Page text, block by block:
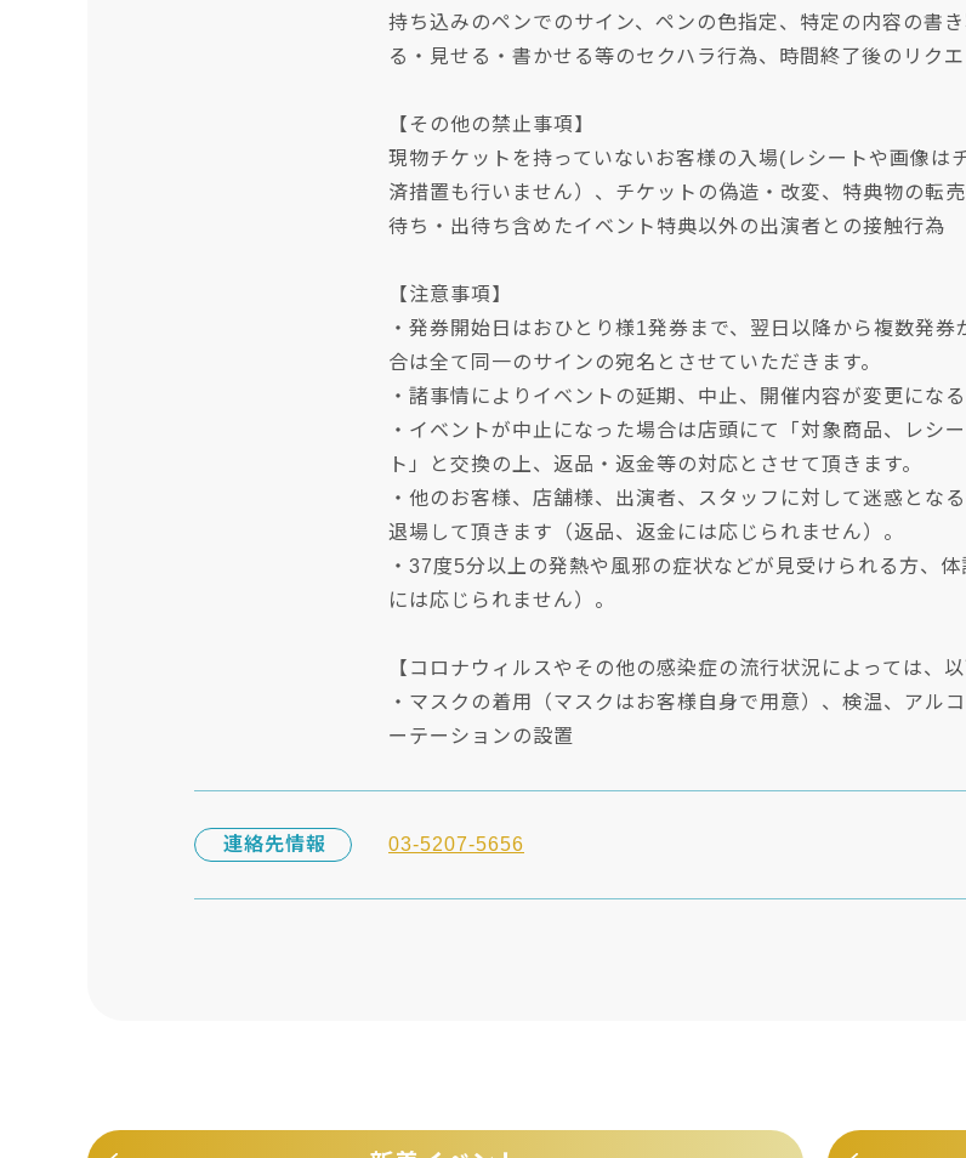
持ち込みのペンでのサイン、ペンの色指定、特定の内容の書
る・見せる・書かせる等のセクハラ行為、時間終了後のリクエ
【その他の禁止事項】
現物チケットを持っていないお客様の入場(レシートや画像は
済措置も行いません）、チケットの偽造・改変、特典物の転
待ち・出待ち含めたイベント特典以外の出演者との接触行為
【注意事項】
・発券開始日はおひとり様1発券まで、翌日以降から複数発
合は全て同一のサインの宛名とさせていただきます。
・諸事情によりイベントの延期、中止、開催内容が変更になる
・イベントが中止になった場合は店頭にて「対象商品、レシ
ト」と交換の上、返品・返金等の対応とさせて頂きます。
・他のお客様、店舗様、出演者、スタッフに対して迷惑とな
退場して頂きます（返品、返金には応じられません）。
・37度5分以上の発熱や風邪の症状などが見受けられる方、
には応じられません）。
【コロナウィルスやその他の感染症の流行状況によっては、
・マスクの着用（マスクはお客様自身で用意）、検温、アル
ーテーションの設置
連絡先情報 03-5207-5656